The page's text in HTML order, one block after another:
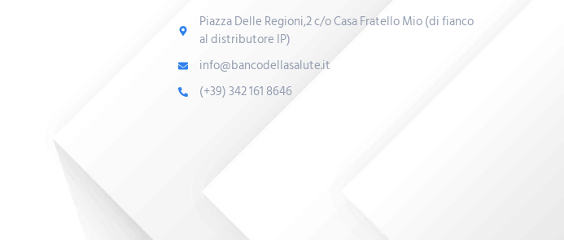
Piazza Delle Regioni,2 c/o Casa Fratello Mio (di fianco
al distributore IP)
info@bancodellasalute.it
(+39) 342 161 8646